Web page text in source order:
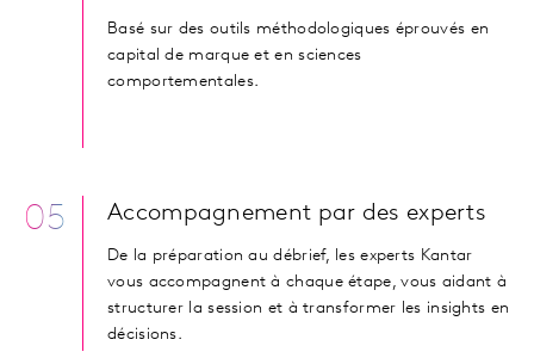
Basé sur des outils méthodologiques éprouvés en
capital de marque et en sciences
comportementales.
05 Accompagnement par des experts
De la préparation au débrief, les experts Kantar
vous accompagnent à chaque étape, vous aidant à
structurer la session et à transformer les insights en
décisions.